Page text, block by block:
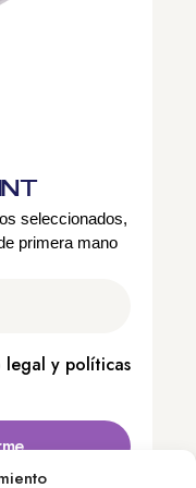
seleccionados,
primera mano
legal y políticas